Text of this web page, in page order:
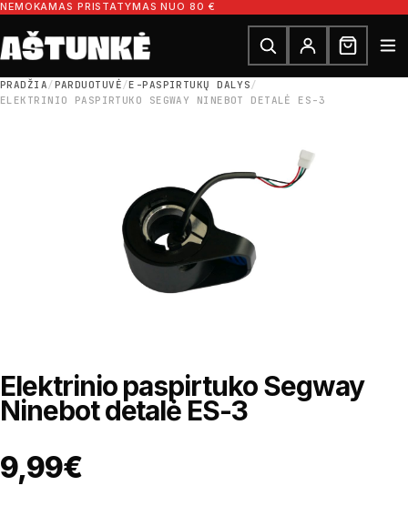
Pereiti prie turinio
NEMOKAMAS PRISTATYMAS NUO 80 €
Ieškoti dalių
Ieškoti
PRADŽIA/PARDUOTUVĖ/E-PASPIRTUKŲ DALYS/
ELEKTRINIO PASPIRTUKO SEGWAY NINEBOT DETALĖ ES-3
Elektrinio paspirtuko Segway
Ninebot detalė ES-3
9,99€